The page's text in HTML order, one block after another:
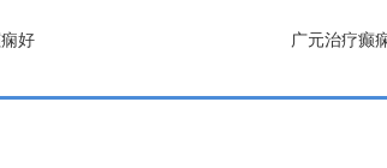
好 广元治疗癫